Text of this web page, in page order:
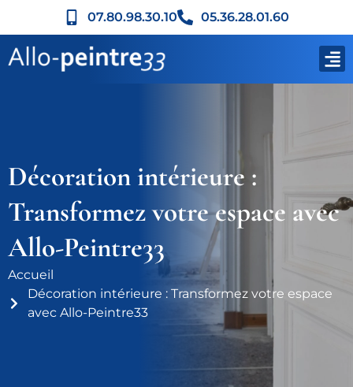
07.80.98.30.10 05.36.28.01.60
Décoration intérieure :
Transformez votre espace avec
Allo-Peintre33
Accueil
Décoration intérieure : Transformez votre espace
avec Allo-Peintre33